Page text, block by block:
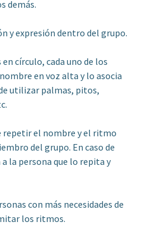
demás.
expresión dentro del grupo.
en círculo, cada uno de los
en voz alta y lo asocia
utilizar palmas, pitos,
repetir el nombre y el ritmo
del grupo. En caso de
a la persona que lo repita y
con más necesidades de
los ritmos.